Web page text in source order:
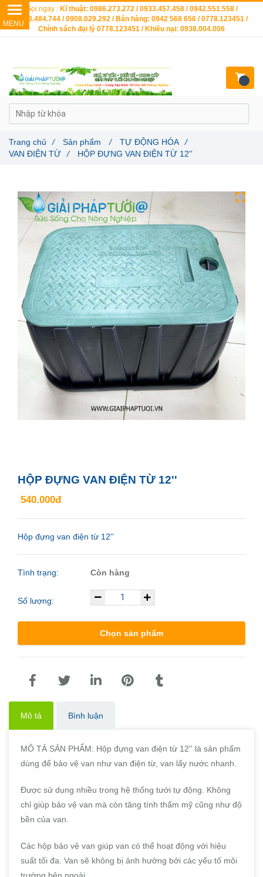
HỘP ĐỰNG VAN ĐIỆN TỪ 12''
540.000đ
Hộp đựng van điện từ 12''
Tình trạng: Còn hàng
Số lượng:
Chọn sản phẩm
Mô tả Bình luận
MÔ TẢ SẢN PHẨM: Hộp đựng van điện từ 12'' là sản phẩm
dùng để bảo vệ van như van điện từ, van lấy nước nhanh.
Được sử dụng nhiều trong hệ thống tưới tự động. Không
chỉ giúp bảo vệ van mà còn tăng tính thẩm mỹ cũng như độ
bền của van.
Các hộp bảo vệ van giúp van có thể hoạt động với hiệu
suất tối đa. Van sẽ không bị ảnh hưởng bởi các yếu tố môi
trường bên ngoài.
Trang chủ / Sản phẩm / TỰ ĐỘNG HÓA
/
VAN ĐIỆN TỪ
/ HỘP ĐỰNG VAN ĐIỆN TỪ 12''
Gọi ngay : Kĩ thuật: 0986.273.272 / 0933.457.458 / 0942.551.558 /
0903.484.744 / 0908.029.292 / Bán hàng: 0942 568 656 / 0778.123451 /
Chính sách đại lý 0778.123451 / Khiếu nại: 0938.004.006